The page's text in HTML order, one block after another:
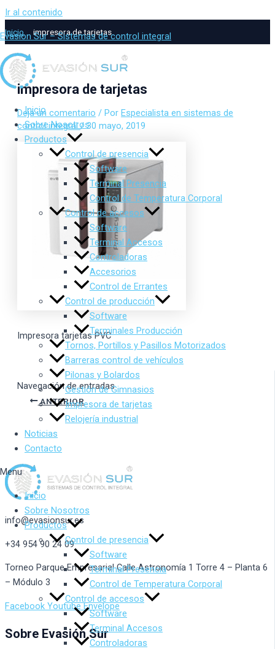
Ir al contenido
Evasion Sur – Sistemas de control integral
Inicio
Sobre Nosotros
Productos
Control de presencia
Software
Terminal Presencia
Control de Temperatura Corporal
Control de accesos
Software
Terminal Accesos
Controladoras
Accesorios
Control de Errantes
Control de producción
Software
Terminales Producción
Tornos, Portillos y Pasillos Motorizados
Barreras control de vehículos
Pilonas y Bolardos
Gestión de Gimnasios
Impresora de tarjetas
Relojería industrial
Noticias
Contacto
Menu
Inicio
Sobre Nosotros
Productos
Control de presencia
Software
Terminal Presencia
Control de Temperatura Corporal
Control de accesos
Software
Terminal Accesos
Controladoras
Inicio impresora de tarjetas
impresora de tarjetas
Deja un comentario / Por Especialista en sistemas de
control integral/30 mayo, 2019
Impresora tarjetas PVC
Navegación de entradas
ANTERIOR
info@evasionsur.es
+34 954 90 24 09
Torneo Parque Empresarial Calle Astronomía 1 Torre 4 – Planta 6
– Módulo 3
Facebook Youtube Envelope
Sobre Evasión Sur